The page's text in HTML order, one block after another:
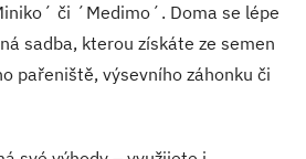
či ´Medimo´. Doma se lépe
sadba, kterou získáte ze semen
pařeniště, výsevního záhonku či